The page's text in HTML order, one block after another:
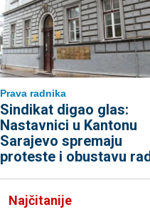
Prava radnika
Sindikat digao glas:
Nastavnici u Kantonu
Sarajevo spremaju
proteste i obustavu
Najčitanije